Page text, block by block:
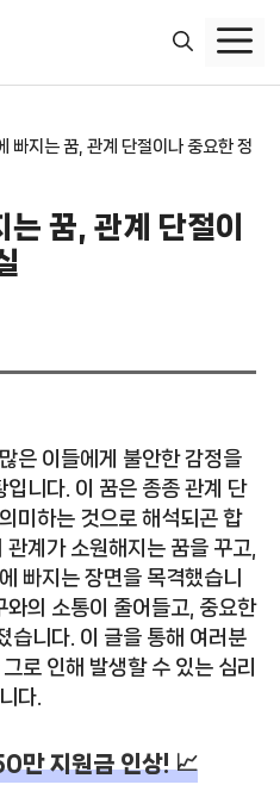
빠지는 꿈, 관계 단절이나 중요한 정
꿈, 관계 단절이
은 이들에게 불안한 감정을
니다. 이 꿈은 종종 관계 단
미하는 것으로 해석되곤 합
계가 소원해지는 꿈을 꾸고,
빠지는 장면을 목격했습니
와의 소통이 줄어들고, 중요한
습니다. 이 글을 통해 여러분
로 인해 발생할 수 있는 심리
다.
만 지원금 인상! 📈